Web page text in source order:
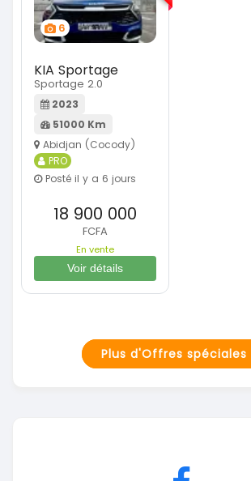
6
KIA Sportage
Sportage 2.0
2023
51000 Km
Abidjan (Cocody)
PRO
Posté il y a 6 jours
18 900 000
FCFA
En vente
Voir détails
Plus d'Offres spéciales